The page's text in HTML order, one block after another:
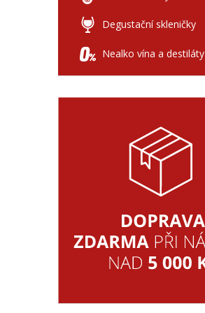
Degustační skleničky
Nealko vína a destiláty